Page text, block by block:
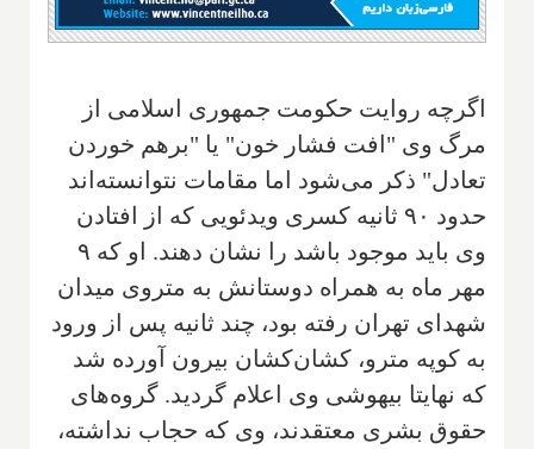
اگرچه روایت حکومت جمهوری اسلامی از
مرگ وی "افت فشار خون" یا "برهم خوردن
تعادل" ذکر می‌شود اما مقامات نتوانسته‌اند
حدود ۹۰ ثانیه کسری ویدئویی که از افتادن
وی باید موجود باشد را نشان دهند. او که ۹
مهر ماه به همراه دوستانش به متروی میدان
شهدای تهران رفته بود، چند ثانیه پس از ورود
به کوپه مترو، کشان‌کشان بیرون آورده شد
که نهایتا بیهوشی وی اعلام گردید. گروه‌های
حقوق بشری معتقدند، وی که حجاب نداشته،